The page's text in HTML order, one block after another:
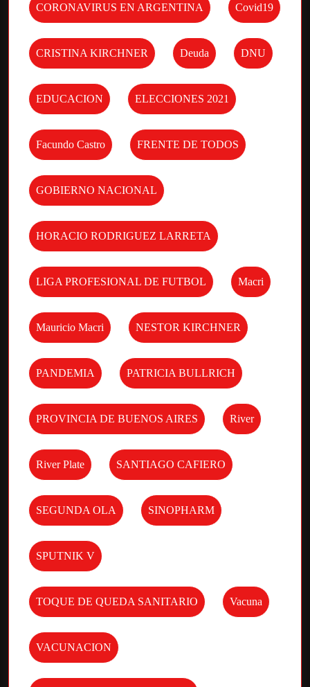
CORONAVIRUS EN ARGENTINA Covid19
CRISTINA KIRCHNER Deuda DNU
EDUCACION ELECCIONES 2021
Facundo Castro FRENTE DE TODOS
GOBIERNO NACIONAL
HORACIO RODRIGUEZ LARRETA
LIGA PROFESIONAL DE FUTBOL Macri
Mauricio Macri NESTOR KIRCHNER
PANDEMIA PATRICIA BULLRICH
PROVINCIA DE BUENOS AIRES River
River Plate SANTIAGO CAFIERO
SEGUNDA OLA SINOPHARM
SPUTNIK V
TOQUE DE QUEDA SANITARIO Vacuna
VACUNACION